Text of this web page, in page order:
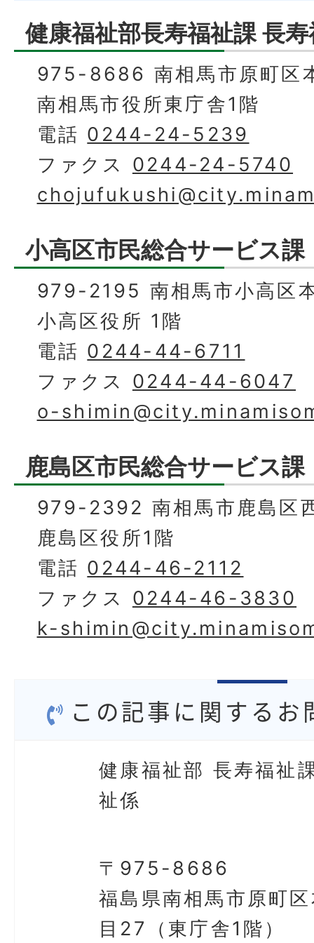
健康福祉部長寿福祉課 長
975-8686 南相馬市原町区
南相馬市役所東庁舎1階
電話 0244-24-5239
ファクス 0244-24-5740
小高区市民総合サービス課
979-2195 南相馬市小高区
小高区役所 1階
電話 0244-44-6711
ファクス 0244-44-6047
o-
鹿島区市民総合サービス課
979-2392 南相馬市鹿島区
鹿島区役所1階
電話 0244-46-2112
ファクス 0244-46-3830
k-
この記事に関するお
健康福祉部 長寿福祉
祉係
〒975-8686
福島県南相馬市原町
目27（東庁舎1階）